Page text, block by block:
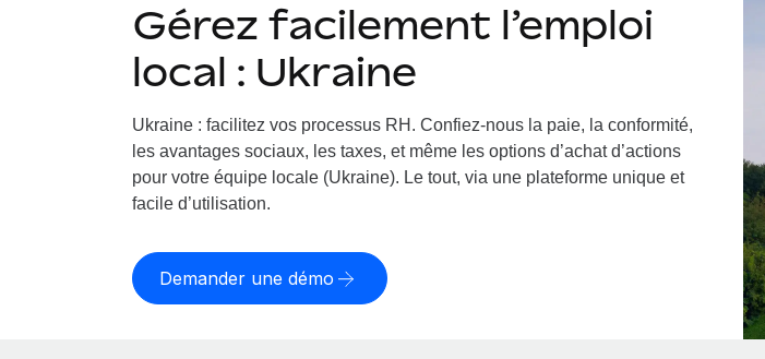
Gérez facilement l’emploi
local : Ukraine
Ukraine : facilitez vos processus RH. Confiez-nous la paie, la conformité,
les avantages sociaux, les taxes, et même les options d’achat d’actions
pour votre équipe locale (Ukraine). Le tout, via une plateforme unique et
facile d’utilisation.
Demander une démo